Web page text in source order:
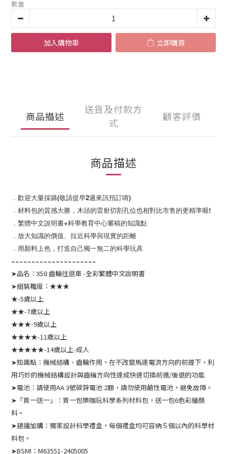
數量
加入購物車 立即購買
商品描述
送貨及付款方
式
顧客評價
商品描述
．歡迎大量採購(敬請提早2週來訊預訂唷)
．材料包的質感大勝，木頭的雷射切割孔位也相對比市售的更精準喔!
．繁體中文說明書+科學教育中心審稿的知識點
．放大知識的價值、拉近科學與現實的距離
．用顏料上色，打造自己獨一無二的科學玩具
~~~~~~~~~~~~~~~~~~~~~
➤品名：X58 齒輪往返車 -全彩繁體中文說明書
➤組裝難度：★★★
★-5歲以上
★★-7歲以上
★★★-9歲以上
★★★★-11歲以上
★★★★★-14歲以上-成人
➤知識點：機械結構、齒輪作用，在不改變馬達電流方向的前提下，利
用巧妙的機械結構設計與齒稐方向性達成快速切換前進/後退的功能
➤電池：請使用AA 3號碳鋅電池 2顆，請勿使用鹼性電池，避免故障。
➤「買一送一」：買一包樂咖玩科學系列材料包，送一包6色彩繪顏
料。
➤建議加購：獨家設計科學禮盒，每個禮盒均可容納５個以內的科學材
料包。
➤BSMI：M63551-2405005